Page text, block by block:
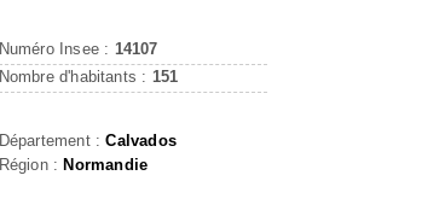
Numéro Insee : 14107
Nombre d'habitants : 151
Département :Calvados
Région : Normandie